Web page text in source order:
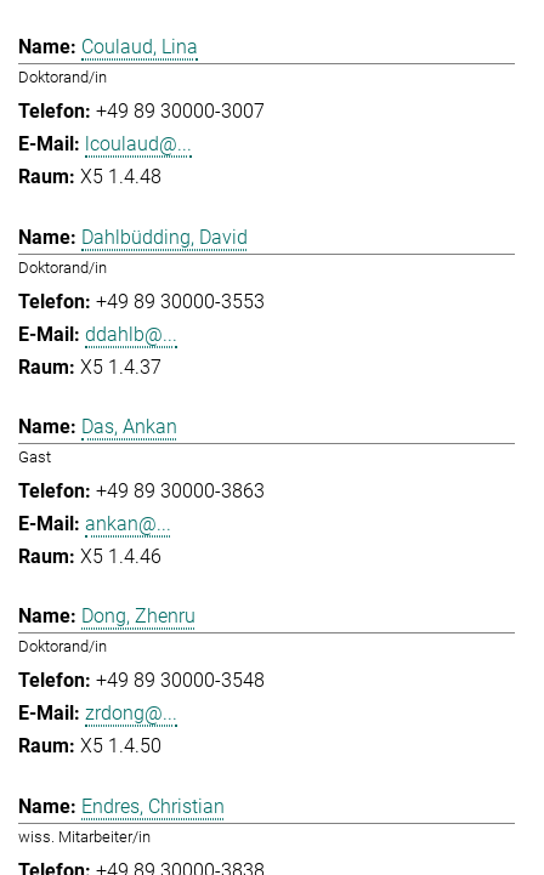
Coulaud, Lina
Doktorand/in
+49 89 30000-3007
lcoulaud@...
X5 1.4.48
Dahlbüdding, David
Doktorand/in
+49 89 30000-3553
ddahlb@...
X5 1.4.37
Das, Ankan
Gast
+49 89 30000-3863
ankan@...
X5 1.4.46
Dong, Zhenru
Doktorand/in
+49 89 30000-3548
zrdong@...
X5 1.4.50
Endres, Christian
wiss. Mitarbeiter/in